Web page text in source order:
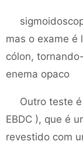
mas o exame é
cólon,
enema opaco
Outro teste
EBDC ), que é
revestido com